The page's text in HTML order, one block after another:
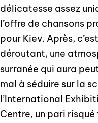
délicatesse assez
l’offre de chansons
pour Kiev. Après, c’est
déroutant, une
surranée qui aura
mal à séduire sur la
l’International
Centre, un pari